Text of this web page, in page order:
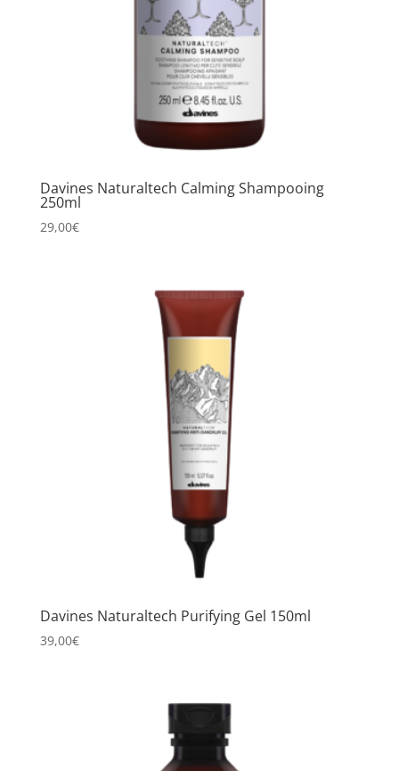
Davines Naturaltech Calming Shampooing
250ml
29,00€
Davines Naturaltech Purifying Gel 150ml
39,00€